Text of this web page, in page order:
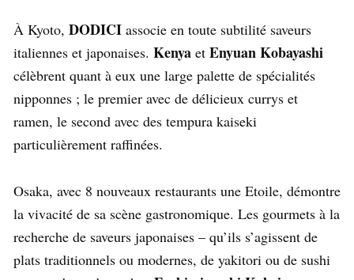
À Kyoto, DODICI associe en toute subtilité saveurs
italiennes et japonaises. Kenya et Enyuan Kobayashi
célèbrent quant à eux une large palette de spécialités
nipponnes ; le premier avec de délicieux currys et
ramen, le second avec des tempura kaiseki
particulièrement raffinées.
Osaka, avec 8 nouveaux restaurants une Etoile, démontre
la vivacité de sa scène gastronomique. Les gourmets à la
recherche de saveurs japonaises – qu’ils s’agissent de
plats traditionnels ou modernes, de yakitori ou de sushi